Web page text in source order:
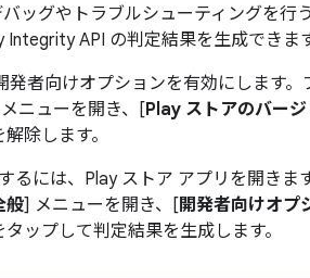
ッグやトラブルシューティングを行
API の判定結果を生成できます
者向けオプションを有効にします
ニューを開き、[Play ストアのバージ
除します。
るには、Play ストア アプリを開きま
般] メニューを開き、[ 開発者向けオプ
タップして判定結果を生成します。